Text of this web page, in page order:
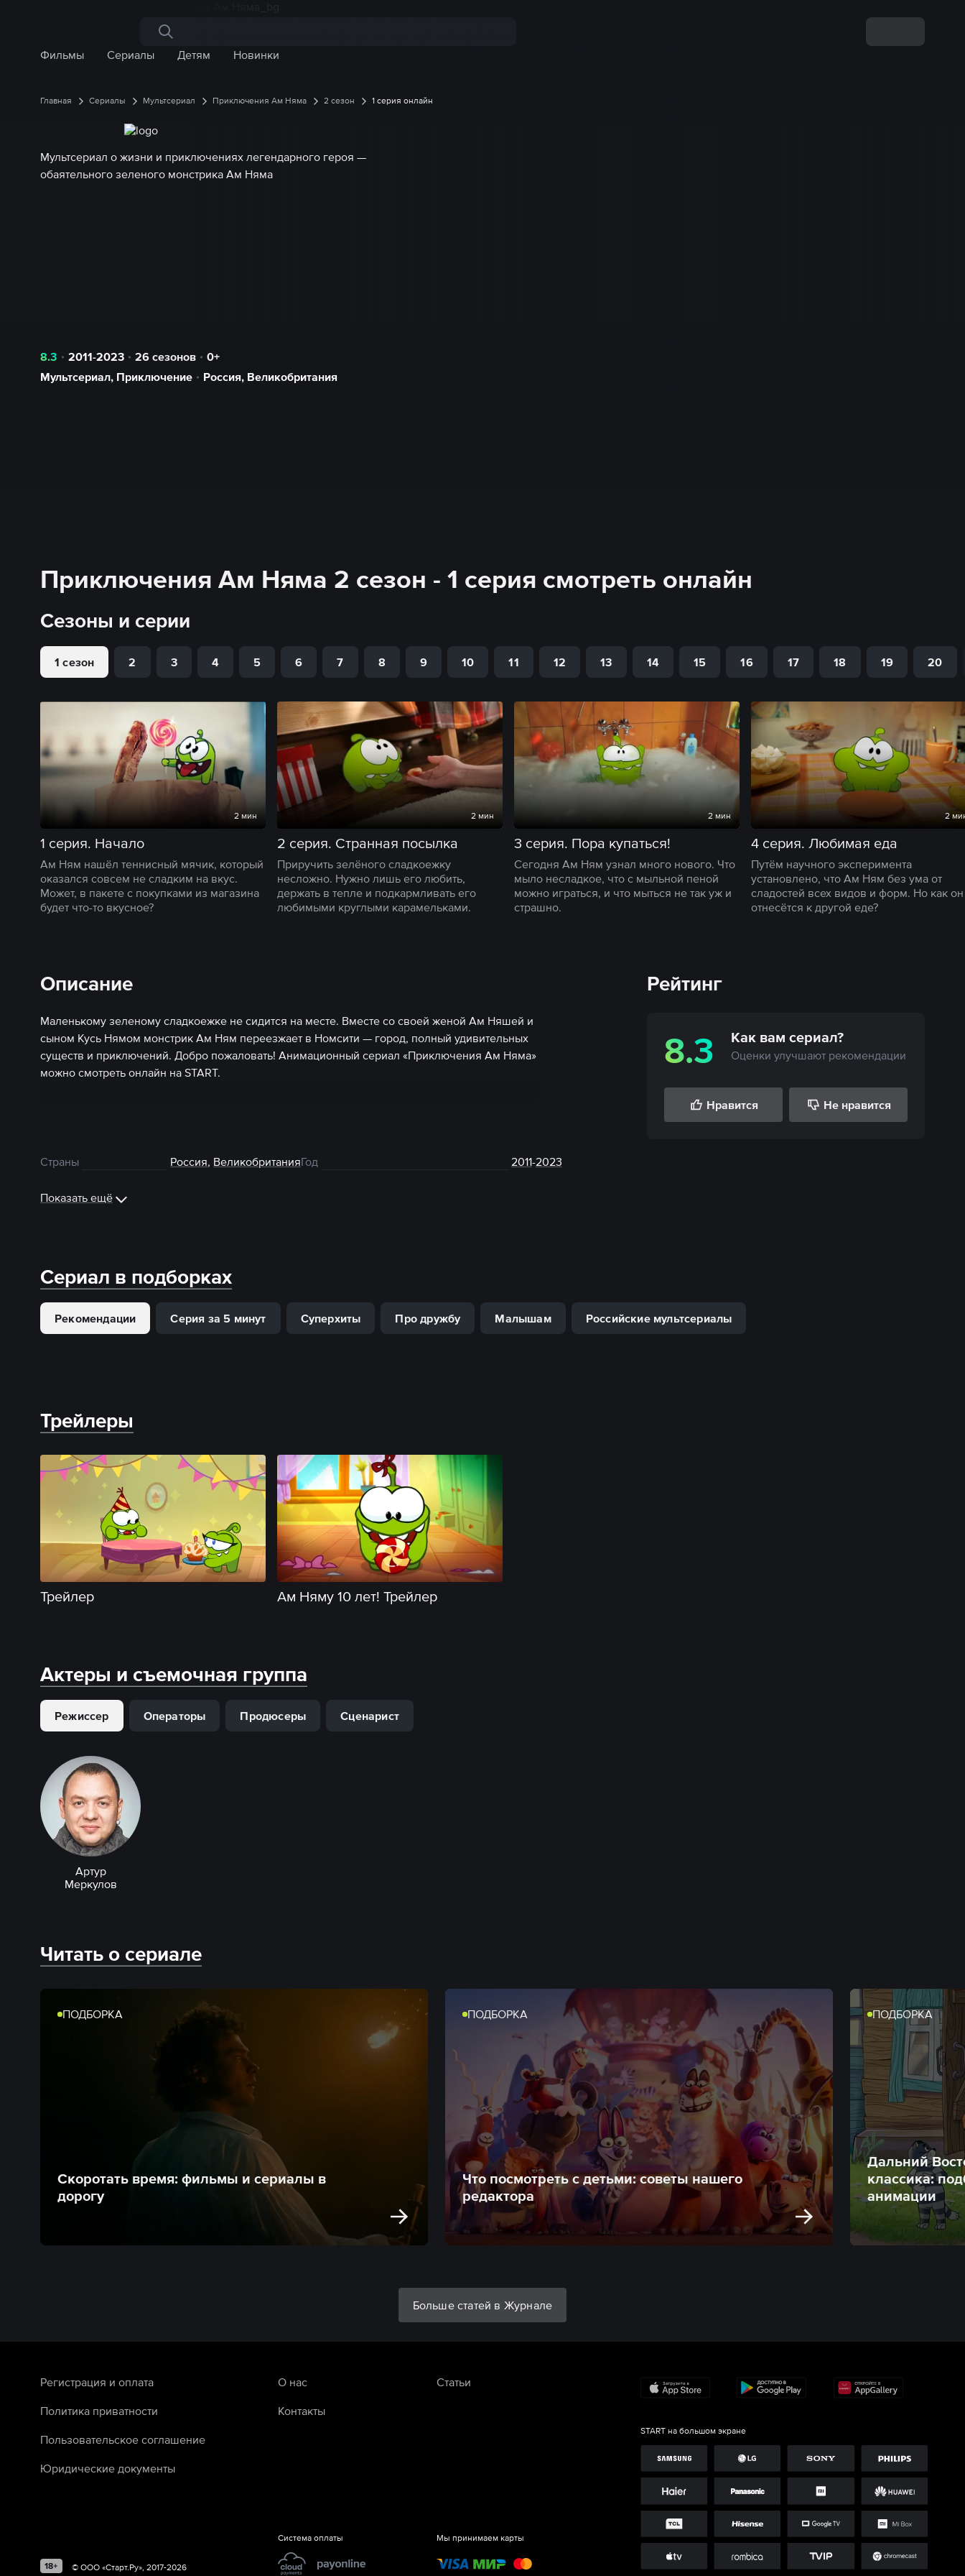
Поиск по сайту
Фильмы
Сериалы Детям Новинки
Главная Сериалы Мультсериал Приключения Ам Няма 2 сезон 1 серия онлайн
Мультсериал о жизни и приключениях легендарного героя —
обаятельного зеленого монстрика Ам Няма
8.3 2011-2023 26 сезонов
0+
Мультсериал, Приключение Россия, Великобритания
Приключения Ам Няма 2 сезон - 1 серия смотреть онлайн
Сезоны и серии
1 сезон 2 3 4 5 6 7 8 9 10 11 12 13 14 15 16 17 18 19 20
2 мин
1 серия. Начало
Ам Ням нашёл теннисный мячик, который
оказался совсем не сладким на вкус.
Может, в пакете с покупками из магазина
будет что-то вкусное?
2 мин
2 серия. Странная посылка
Приручить зелёного сладкоежку
несложно. Нужно лишь его любить,
держать в тепле и подкармливать его
любимыми круглыми карамельками.
2 мин
3 серия. Пора купаться!
Сегодня Ам Ням узнал много нового. Что
мыло несладкое, что с мыльной пеной
можно играться, и что мыться не так уж и
страшно.
2
4 серия. Любимая еда
Путём научного эксперимента
установлено, что Ам Ням без ума от
сладостей всех видов и форм. Но как он
отнесётся к другой еде?
Описание
Маленькому зеленому сладкоежке не сидится на месте. Вместе со своей женой Ам Няшей и
сыном Кусь Нямом монстрик Ам Ням переезжает в Номсити — город, полный удивительных
существ и приключений. Добро пожаловать! Анимационный сериал «Приключения Ам Няма»
можно смотреть онлайн на START.
Страны Россия, ВеликобританияГод 2011-2023
Показать ещё
Рейтинг
8.3 Как вам сериал?
Оценки улучшают рекомендации
Нравится Не нравится
Сериал в подборках
Рекомендации Серия за 5 минут Суперхиты Про дружбу Малышам Российские мультсериалы
Трейлеры
Трейлер Ам Няму 10 лет! Трейлер
Актеры и съемочная группа
Режиссер Операторы Продюсеры Сценарист
Артур
Меркулов
Читать о сериале
ПОДБОРКА
Скоротать время: фильмы и сериалы в
дорогу
ПОДБОРКА
Что посмотреть с детьми: советы нашего
редактора
ПОДБОРКА
Дальний
классика:
анимации
Больше статей в Журнале
Регистрация и оплата
Политика приватности
Пользовательское соглашение
Юридические документы
© ООО «Старт.Ру», 2017-2026
О нас
Контакты
Система оплаты
Статьи
Мы принимаем карты
START на большом экране